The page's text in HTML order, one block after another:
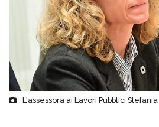
L'assessora ai Lavori Pubblici